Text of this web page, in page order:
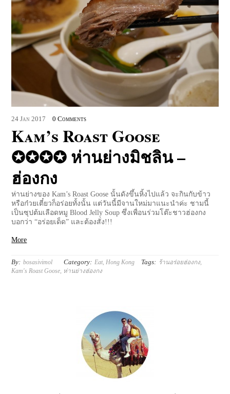
24 Jan 2017 0 Comments
Kam’s Roast Goose
✪✪✪✪ ห่านย่างมิชลิน –
ฮ่องกง
ห่านย่างของ Kam’s Roast Goose นั้นดังขึ้นหิ้งไปแล้ว จะกินกับข้าว
หรือก๋วยเตี๋ยวก็อร่อยทั้งนั้น แต่วันนี้มีจานใหม่มาแนะนำค่ะ ชามนี้
เป็นซุปต้มเลือดหมู Blood Jelly Soup ซึ่งเพื่อนร่วมโต๊ะชาวฮ่องกง
บอกว่า “อร่อยเด็ด” และต้องสั่ง!!!
More
By: bosasivimol Category: Eat,Hong Kong Tags: ร้านอร่อยฮ่องกง,
Kam's Roast Goose, ห่านย่างฮ่องกง